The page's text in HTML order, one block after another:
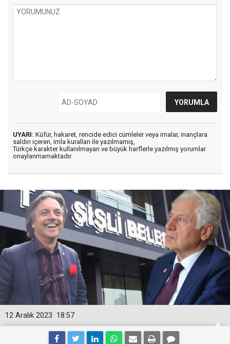
UYARI: Küfür, hakaret, rencide edici cümleler veya imalar, inançlara
saldırı içeren, imla kuralları ile yazılmamış,
Türkçe karakter kullanılmayan ve büyük harflerle yazılmış yorumlar
onaylanmamaktadır.
18:57
12 Aralık 2023